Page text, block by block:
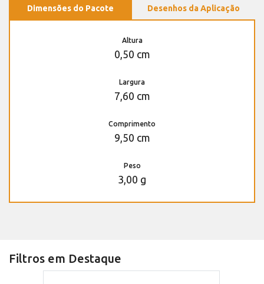
Dimensões do Pacote Desenhos da Aplicação
Altura
0,50 cm
Largura
7,60 cm
Comprimento
9,50 cm
Peso
3,00 g
Filtros em Destaque